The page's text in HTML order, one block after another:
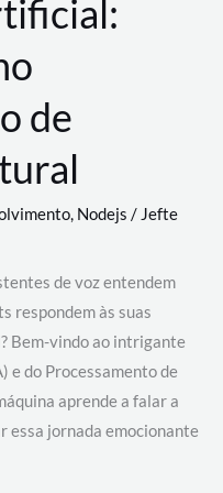
de
, Nodejs / Jefte
de voz entendem
respondem às suas
Bem-vindo ao intrigante
e do Processamento de
aprende a falar a
essa jornada emocionante